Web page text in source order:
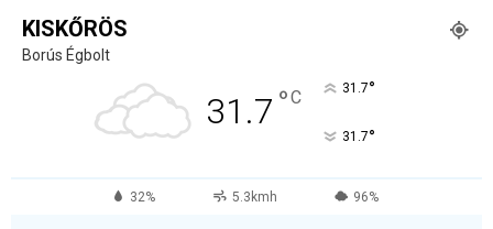
KISKŐRÖS
Borús Égbolt
31.7 °C 31.7°
31.7°
32% 5.3kmh 96%